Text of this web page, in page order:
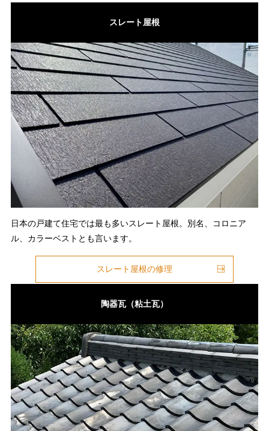
スレート屋根
日本の戸建て住宅では最も多いスレート屋根。別名、コロニア
ル、カラーベストとも言います。
スレート屋根の修理
陶器瓦（粘土瓦）